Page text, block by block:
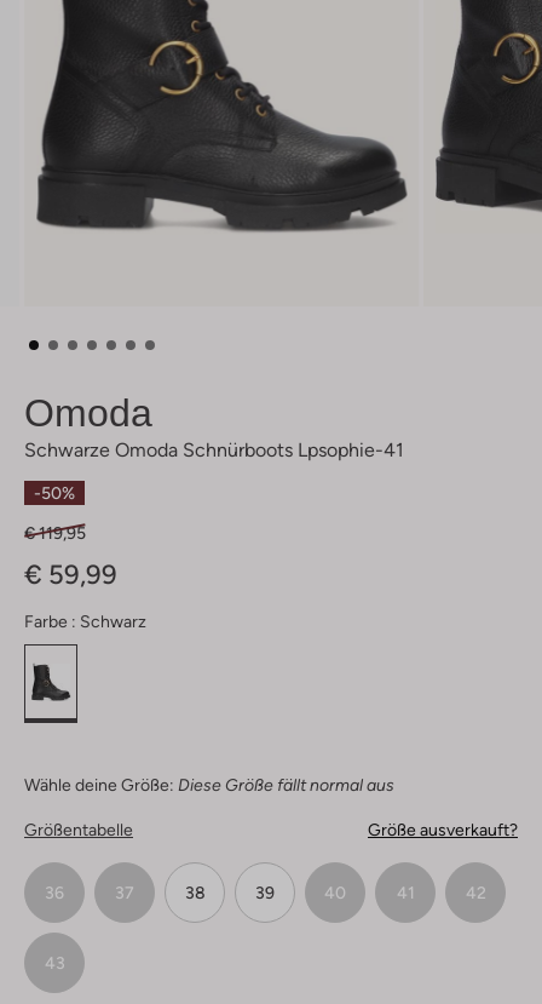
Omoda
Schwarze Omoda Schnürboots Lpsophie-41
-50%
€ 119,95
€ 59,99
Farbe : Schwarz
Wähle deine Größe: Diese Größe fällt normal aus
Größentabelle Größe ausverkauft?
36 37 38 39 40 41 42
43